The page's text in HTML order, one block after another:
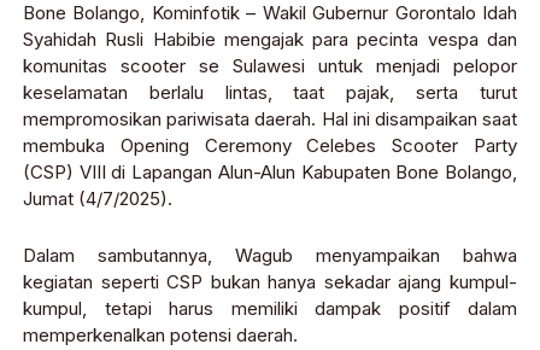
Bone Bolango, Kominfotik – Wakil Gubernur Gorontalo Idah
Syahidah Rusli Habibie mengajak para pecinta vespa dan
komunitas scooter se Sulawesi untuk menjadi pelopor
keselamatan berlalu lintas, taat pajak, serta turut
mempromosikan pariwisata daerah. Hal ini disampaikan saat
membuka Opening Ceremony Celebes Scooter Party
(CSP) VIII di Lapangan Alun-Alun Kabupaten Bone Bolango,
Jumat (4/7/2025).
Dalam sambutannya, Wagub menyampaikan bahwa
kegiatan seperti CSP bukan hanya sekadar ajang kumpul-
kumpul, tetapi harus memiliki dampak positif dalam
memperkenalkan potensi daerah.